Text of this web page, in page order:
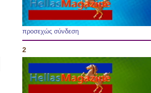
προσεχώς σύνδεση
2